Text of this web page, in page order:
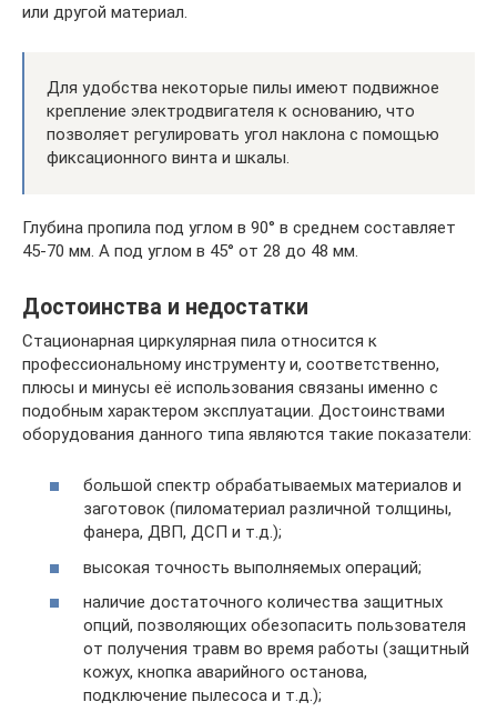
или другой материал.
Для удобства некоторые пилы имеют подвижное
крепление электродвигателя к основанию, что
позволяет регулировать угол наклона с помощью
фиксационного винта и шкалы.
Глубина пропила под углом в 90° в среднем составляет
45-70 мм. А под углом в 45° от 28 до 48 мм.
Достоинства и недостатки
Стационарная циркулярная пила относится к
профессиональному инструменту и, соответственно,
плюсы и минусы её использования связаны именно с
подобным характером эксплуатации. Достоинствами
оборудования данного типа являются такие показатели:
большой спектр обрабатываемых материалов и
заготовок (пиломатериал различной толщины,
фанера, ДВП, ДСП и т.д.);
высокая точность выполняемых операций;
наличие достаточного количества защитных
опций, позволяющих обезопасить пользователя
от получения травм во время работы (защитный
кожух, кнопка аварийного останова,
подключение пылесоса и т.д.);